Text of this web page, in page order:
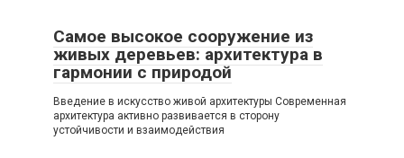
Самое высокое сооружение из
живых деревьев: архитектура в
гармонии с природой
Введение в искусство живой архитектуры Современная
архитектура активно развивается в сторону
устойчивости и взаимодействия